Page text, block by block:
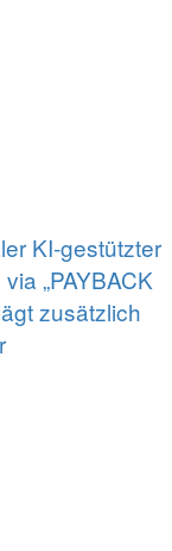
KI-gestützter
„PAYBACK
zusätzlich